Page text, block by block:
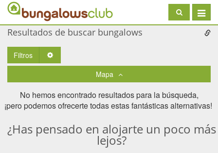
Toggle
Resultados de buscar bungalows
Filtros
Mapa
No hemos encontrado resultados para la búsqueda,
¡pero podemos ofrecerte todas estas fantásticas alternativas! ​
¿Has pensado en alojarte un poco más
lejos?